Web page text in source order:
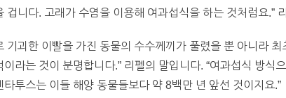
겁니다. 고래가 수염을 이용해 여과섭식을 하는 것처럼요.”
기괴한 이빨을 가진 동물의 수수께끼가 풀렸을 뿐 아니라
이라는 것이 분명합니다.” 리펠의 말입니다. “여과섭식 방
타투스는 이들 해양 동물들보다 약 8백만 년 앞선 것이지요.”